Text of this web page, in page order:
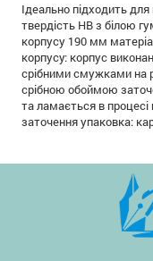
Ідеально підходить
твердість HB з білою
корпусу 190 мм
корпусу: корпус
срібними смужками на
срібною обоймою
та ламається в
заточення упаковка: